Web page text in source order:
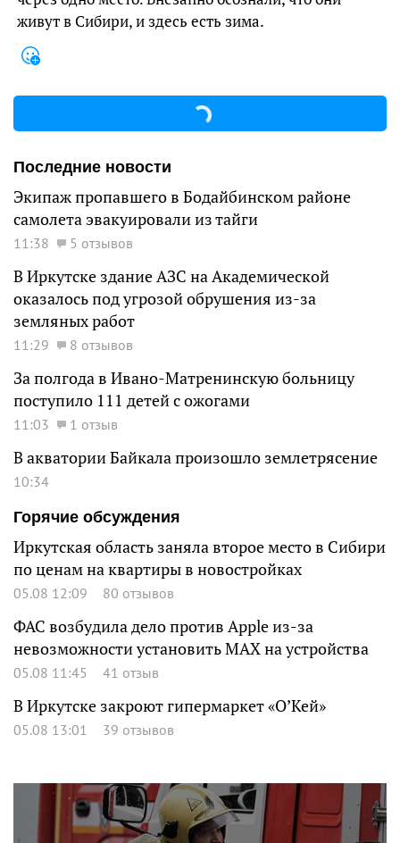
живут в Сибири, и здесь есть зима.
Последние новости
Экипаж пропавшего в Бодайбинском районе
самолета эвакуировали из тайги
11:38 5 отзывов
В Иркутске здание АЗС на Академической
оказалось под угрозой обрушения из-за
земляных работ
11:29 8 отзывов
За полгода в Ивано-Матренинскую больницу
поступило 111 детей с ожогами
11:03 1 отзыв
В акватории Байкала произошло землетрясение
10:34
Горячие обсуждения
Иркутская область заняла второе место в Сибири
по ценам на квартиры в новостройках
05.08 12:09 80 отзывов
ФАС возбудила дело против Apple из-за
невозможности установить MAX на устройства
05.08 11:45 41 отзыв
В Иркутске закроют гипермаркет «О’Кей»
05.08 13:01 39 отзывов